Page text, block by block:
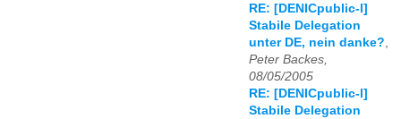
RE: [DENICpublic-l]
Stabile Delegation
unter DE, nein danke?
Peter Backes,
08/05/2005
RE: [DENICpublic-l]
Stabile Delegation